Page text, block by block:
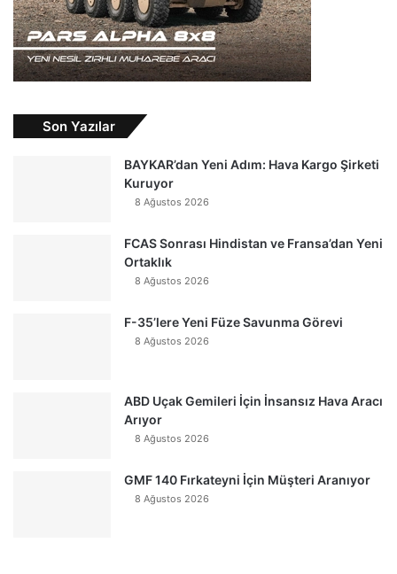
Son Yazılar
BAYKAR’dan Yeni Adım: Hava Kargo Şirketi
Kuruyor
8 Ağustos 2026
FCAS Sonrası Hindistan ve Fransa’dan Yeni
Ortaklık
8 Ağustos 2026
F-35’lere Yeni Füze Savunma Görevi
8 Ağustos 2026
ABD Uçak Gemileri İçin İnsansız Hava Aracı
Arıyor
8 Ağustos 2026
GMF 140 Fırkateyni İçin Müşteri Aranıyor
8 Ağustos 2026